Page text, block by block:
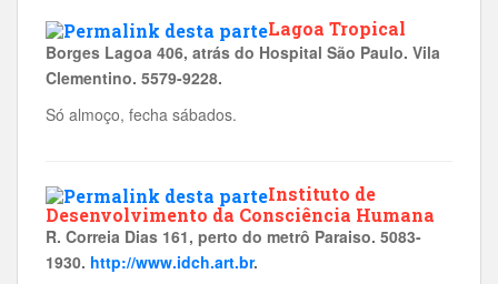
Lagoa Tropical
Borges Lagoa 406, atrás do Hospital São Paulo. Vila
Clementino. 5579-9228.
Só almoço, fecha sábados.
Instituto de
Desenvolvimento da Consciência Humana
R. Correia Dias 161, perto do metrô Paraiso. 5083-
1930. http://www.idch.art.br.